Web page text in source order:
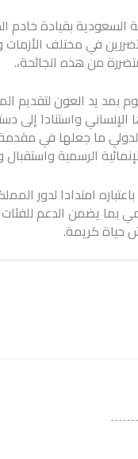
السعودية بقيادة خادم
في مختلف الأزمات
من هذه الجائحة،.
بمد يد العون لتقديم
الإنساني واستنادا إلى
ما جعلها في
الرسمية واستقبال
امتدادا لدور
بما يضمن الدعم للفئات
حياة كريمة.